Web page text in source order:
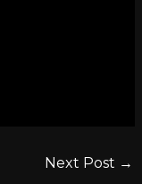
Next Post →